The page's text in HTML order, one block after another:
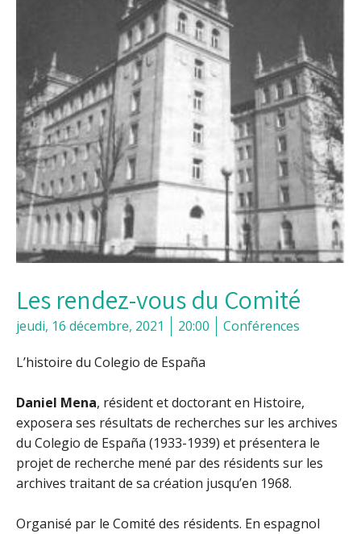
Les rendez-vous du Comité
jeudi, 16 décembre, 2021 20:00 Conférences
L’histoire du Colegio de España
Daniel Mena, résident et doctorant en Histoire,
exposera ses résultats de recherches sur les archives
du Colegio de España (1933-1939) et présentera le
projet de recherche mené par des résidents sur les
archives traitant de sa création jusqu’en 1968.
Organisé par le Comité des résidents. En espagnol